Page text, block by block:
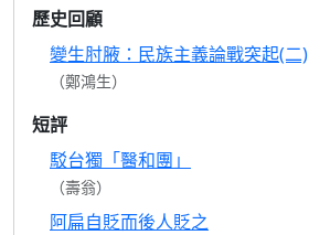
歷史回顧
變生肘腋：民族主義論戰突起(二)
（鄭鴻生）
短評
駁台獨「醫和團」
（壽翁）
阿扁自貶而後人貶之